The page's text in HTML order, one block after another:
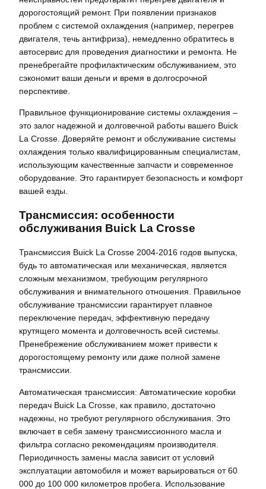
дорогостоящий ремонт. При появлении признаков
проблем с системой охлаждения (например, перегрев
двигателя, течь антифриза), немедленно обратитесь в
автосервис для проведения диагностики и ремонта. Не
пренебрегайте профилактическим обслуживанием, это
сэкономит ваши деньги и время в долгосрочной
перспективе.
Правильное функционирование системы охлаждения –
это залог надежной и долговечной работы вашего Buick
La Crosse. Доверяйте ремонт и обслуживание системы
охлаждения только квалифицированным специалистам,
использующим качественные запчасти и современное
оборудование. Это гарантирует безопасность и комфорт
вашей езды.
Трансмиссия: особенности
обслуживания Buick La Crosse
Трансмиссия Buick La Crosse 2004-2016 годов выпуска,
будь то автоматическая или механическая, является
сложным механизмом, требующим регулярного
обслуживания и внимательного отношения. Правильное
обслуживание трансмиссии гарантирует плавное
переключение передач, эффективную передачу
крутящего момента и долговечность всей системы.
Пренебрежение обслуживанием может привести к
дорогостоящему ремонту или даже полной замене
трансмиссии.
Автоматическая трансмиссия: Автоматические коробки
передач Buick La Crosse, как правило, достаточно
надежны, но требуют регулярного обслуживания. Это
включает в себя замену трансмиссионного масла и
фильтра согласно рекомендациям производителя.
Периодичность замены масла зависит от условий
эксплуатации автомобиля и может варьироваться от 60
000 до 100 000 километров пробега. Использование